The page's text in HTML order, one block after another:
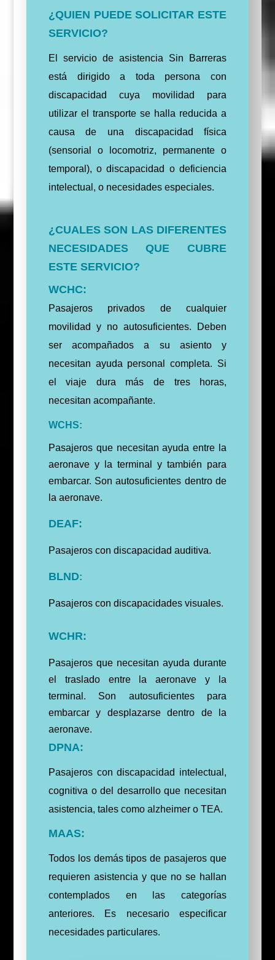
¿QUIEN PUEDE SOLICITAR ESTE
SERVICIO?
El servicio de asistencia Sin Barreras
está dirigido a toda persona con
discapacidad cuya movilidad para
utilizar el transporte se halla reducida a
causa de una discapacidad física
(sensorial o locomotriz, permanente o
temporal), o discapacidad o deficiencia
intelectual, o necesidades especiales.
¿CUALES SON LAS DIFERENTES
NECESIDADES QUE CUBRE
ESTE SERVICIO?
WCHC:
Pasajeros privados de cualquier
movilidad y no autosuficientes. Deben
ser acompañados a su asiento y
necesitan ayuda personal completa. Si
el viaje dura más de tres horas,
necesitan acompañante.
WCHS:
Pasajeros que necesitan ayuda entre la
aeronave y la terminal y también para
embarcar. Son autosuficientes dentro de
la aeronave.
DEAF:
Pasajeros con discapacidad auditiva.
BLND:
Pasajeros con discapacidades visuales.
WCHR:
Pasajeros que necesitan ayuda durante
el traslado entre la aeronave y la
terminal. Son autosuficientes para
embarcar y desplazarse dentro de la
aeronave.
DPNA:
Pasajeros con discapacidad intelectual,
cognitiva o del desarrollo que necesitan
asistencia, tales como alzheimer o TEA.
MAAS:
Todos los demás tipos de pasajeros que
requieren asistencia y que no se hallan
contemplados en las categorías
anteriores. Es necesario especificar
necesidades particulares.